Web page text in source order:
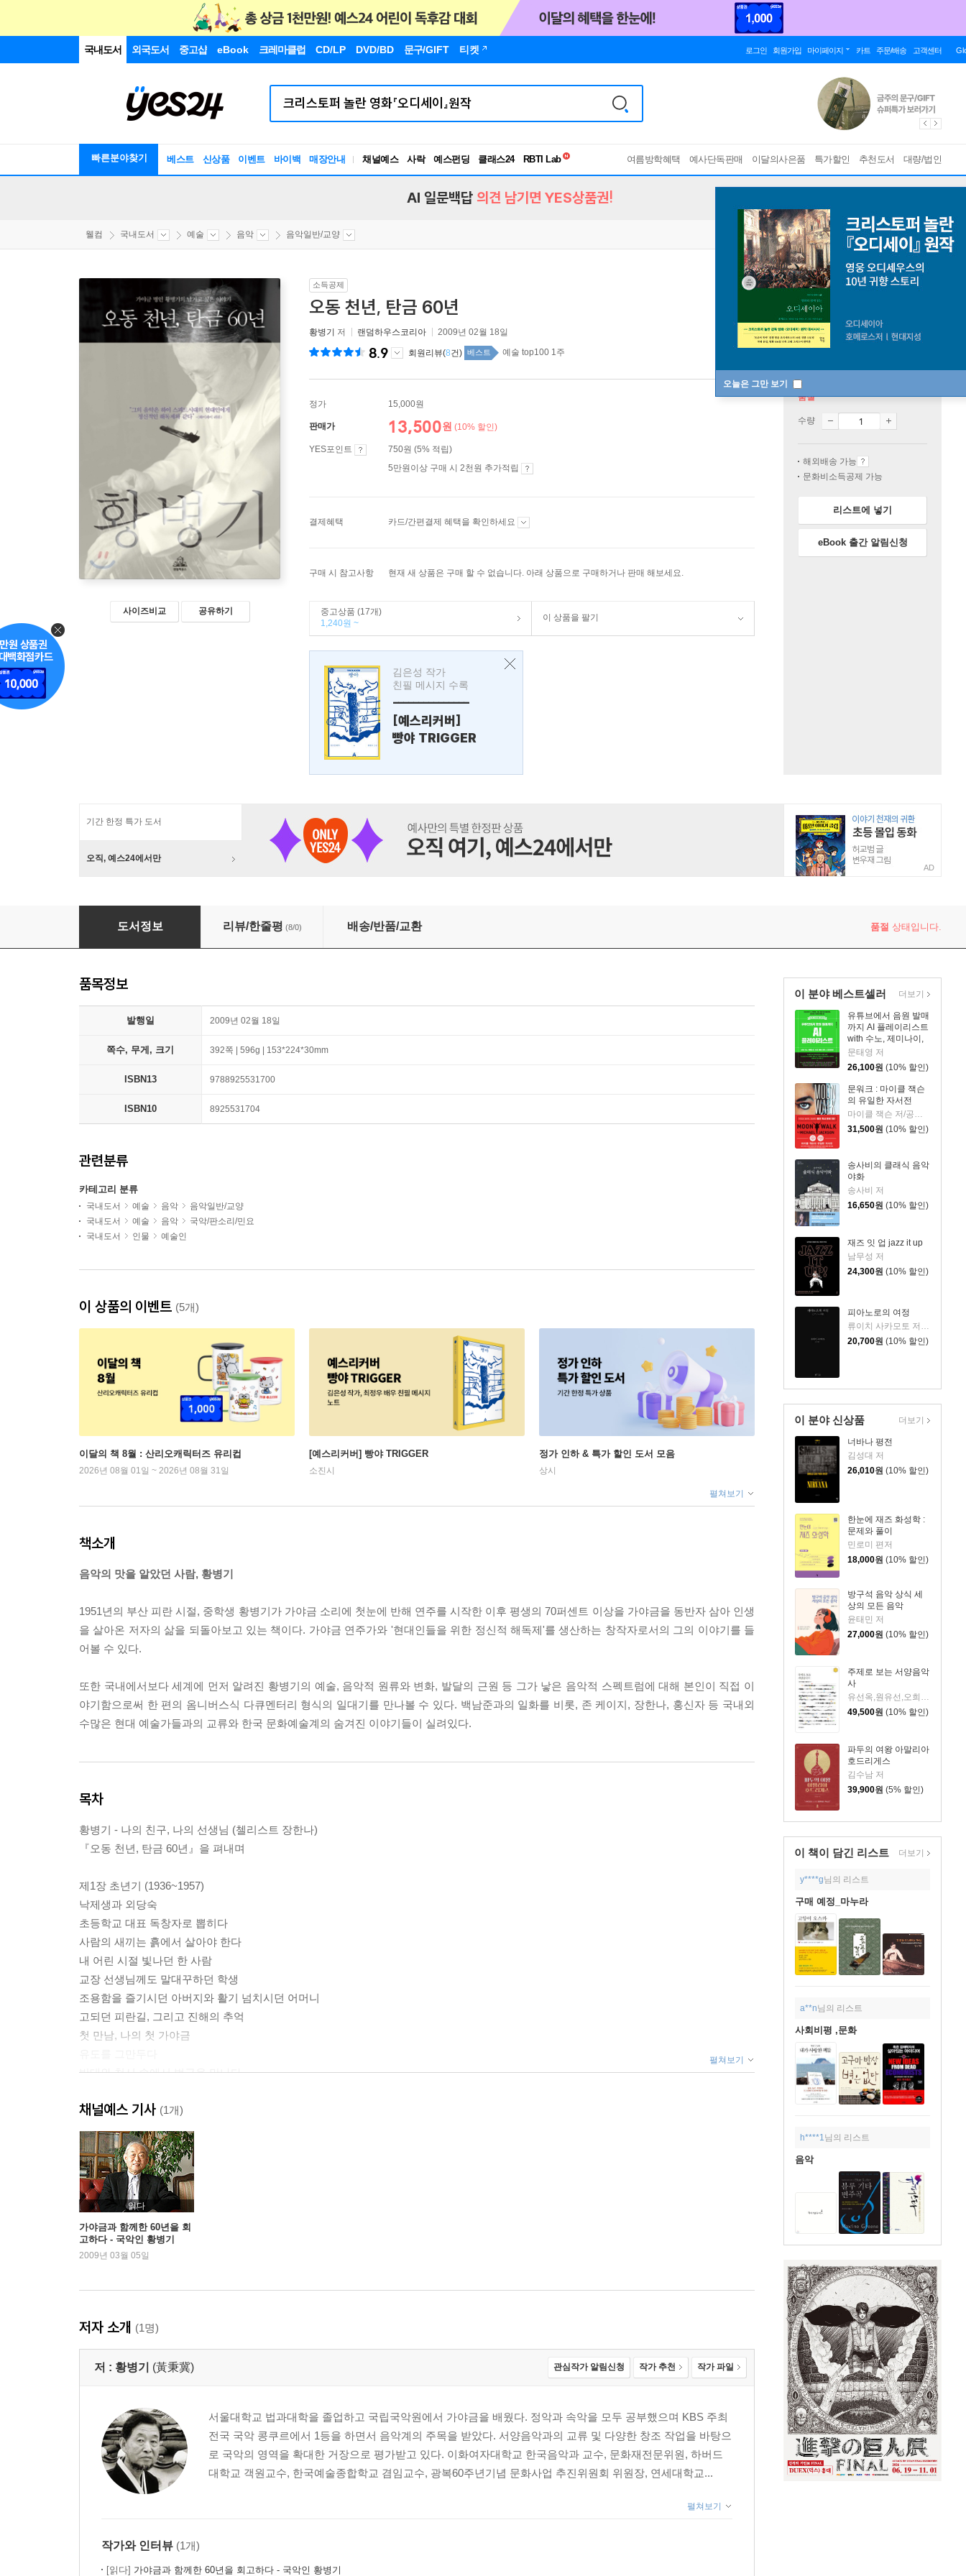
국내도서 외국도서 중고샵 eBook 크레마클럽 CD/LP DVD/BD 문구/GIFT 티켓 로그인 회원가입 마이페이지 카트 주문/배송 고객센터
빠른분야찾기 베스트 신상품 이벤트 바이백 매장안내 채널예스 사락 예스펀딩 클래스24
RBTI Lab
독서유형검사
여름방학혜택 예사단독판매 이달의사은품 특가할인 추천도서 대량/법인
오늘은 그만 보기
AI 일문백답 의견 남기면 YES상품권!
웰컴 국내도서 예술 음악 음악일반/교양
사이즈비교 공유하기
소득공제
오동 천년, 탄금 60년
황병기 저 랜덤하우스코리아 2009년 02월 18일
8.9 회원리뷰(8건) 베스트 예술 top100 1주
정가 15,000원
판매가 13,500원 (10% 할인)
YES포인트
750원 (5% 적립)
5만원이상 구매 시 2천원 추가적립
결제혜택 카드/간편결제 혜택을 확인하세요
구매 시 참고사항 현재 새 상품은 구매 할 수 없습니다. 아래 상품으로 구매하거나 판매 해보세요.
중고상품 (17개)
1,240원 ~
이 상품을 팔기
김은성 작가
친필 메시지 수록
---------------
[예스리커버]
빵야 TRIGGER
품절
수량
해외배송 가능
문화비소득공제 가능
리스트에 넣기
eBook 출간 알림신청
기간 한정 특가 도서
오직, 예스24에서만
AD
오동 천년, 탄금 60년
도서정보 리뷰/한줄평 (8/0) 배송/반품/교환 품절 상태입니다.
이 분야 베스트셀러
유튜브에서 음원 발매
까지 AI 플레이리스트
with 수노, 제미나이,
리퍼, 캔바, 캡컷, 스포
티파이
문태영 저
26,100원 (10% 할인)
문워크 : 마이클 잭슨
의 유일한 자서전
마이클 잭슨 저/공경희 역
31,500원 (10% 할인)
송사비의 클래식 음악
야화
송사비 저
16,650원 (10% 할인)
재즈 잇 업 jazz it up
남무성 저
24,300원 (10% 할인)
피아노로의 여정
류이치 사카모토 저/황국영 역
20,700원 (10% 할인)
더보기
이 분야 신상품
너바나 평전
김성대 저
26,010원 (10% 할인)
한눈에 재즈 화성학 :
문제와 풀이
민로미 편저
18,000원 (10% 할인)
방구석 음악 상식 세
상의 모든 음악
윤태민 저
27,000원 (10% 할인)
주제로 보는 서양음악
사
유선옥,원유선,오희숙 저
49,500원 (10% 할인)
파두의 여왕 아말리아
호드리게스
김수남 저
39,900원 (5% 할인)
더보기
이 책이 담긴 리스트 더보기
y****g님의 리스트
구매 예정_마누라
a**n님의 리스트
사회비평 ,문화
h****1님의 리스트
음악
품목정보
발행일 2009년 02월 18일
쪽수, 무게, 크기 392쪽 | 596g | 153*224*30mm
ISBN13 9788925531700
ISBN10 8925531704
관련분류
카테고리 분류
국내도서 예술 음악
음악일반/교양
국내도서
예술 음악
국악/판소리/민요
국내도서
인물 예술인
이 상품의 이벤트 (5개)
이달의 책 8월 : 산리오캐릭터즈 유리컵
2026년 08월 01일 ~ 2026년 08월 31일
[예스리커버] 빵야 TRIGGER
소진시
정가 인하 & 특가 할인 도서 모음
상시
펼쳐보기
책소개
음악의 맛을 알았던 사람, 황병기
1951년의 부산 피란 시절, 중학생 황병기가 가야금 소리에 첫눈에 반해 연주를 시작한 이후 평생의 70퍼센트 이상을 가야금을 동반자 삼아 인생
을 살아온 저자의 삶을 되돌아보고 있는 책이다. 가야금 연주가와 '현대인들을 위한 정신적 해독제'를 생산하는 창작자로서의 그의 이야기를 들
어볼 수 있다.
또한 국내에서보다 세계에 먼저 알려진 황병기의 예술, 음악적 원류와 변화, 발달의 근원 등 그가 낳은 음악적 스펙트럼에 대해 본인이 직접 이
야기함으로써 한 편의 옴니버스식 다큐멘터리 형식의 일대기를 만나볼 수 있다. 백남준과의 일화를 비롯, 존 케이지, 장한나, 홍신자 등 국내외
수많은 현대 예술가들과의 교류와 한국 문화예술계의 숨겨진 이야기들이 실려있다.
목차
황병기 - 나의 친구, 나의 선생님 (첼리스트 장한나)
『오동 천년, 탄금 60년』을 펴내며
제1장 초년기 (1936~1957)
낙제생과 외당숙
초등학교 대표 독창자로 뽑히다
사람의 새끼는 흙에서 살아야 한다
내 어린 시절 빛나던 한 사람
교장 선생님께도 말대꾸하던 학생
조용함을 즐기시던 아버지와 활기 넘치시던 어머니
고되던 피란길, 그리고 진해의 추억
첫 만남, 나의 첫 가야금
반대와 천시 속에서 법금을 만나다
생애 단 한 번의 가르침
허튼 가락, 산조를 만나다
입으로 전해주고 마음으로 받는 음악수업
풍류를 즐기던 괴짜 아저씨 정대권
천생 법관이냐, 타고난 음악가냐
축음기와 잇자국
달콤한 소리에 현혹되지 말라
음악적 지평을 넓혀준 만남들
해학과 파격의 산조 스승 심상건
가야금 끼고 짚신 끌고 다니는 괴짜 법대생
제2장 청년기 (1958~1972)
동네에서는 제가 피아노과 다니는 줄 알아요
국악계의 거목으로 성장한 첫 제자들
한국의 소리에 매혹당한 이방인들
새로운 시도
다양한 음악 공부로 한계와 틀을 깨다
목소리 좋은 청년에게 반해 만든 ‘숲’
펼쳐보기
채널예스 기사 (1개)
읽다
가야금과 함께한 60년을 회
고하다 - 국악인 황병기
2009년 03월 05일
저자 소개 (1명)
저 : 황병기 (黃秉冀) 관심작가 알림신청 작가 추천 작가 파일
서울대학교 법과대학을 졸업하고 국립국악원에서 가야금을 배웠다. 정악과 속악을 모두 공부했으며 KBS 주최
전국 국악 콩쿠르에서 1등을 하면서 음악계의 주목을 받았다. 서양음악과의 교류 및 다양한 창조 작업을 바탕으
로 국악의 영역을 확대한 거장으로 평가받고 있다. 이화여자대학교 한국음악과 교수, 문화재전문위원, 하버드
대학교 객원교수, 한국예술종합학교 겸임교수, 광복60주년기념 문화사업 추진위원회 위원장, 연세대학교...
펼쳐보기
작가와 인터뷰 (1개)
[읽다] 가야금과 함께한 60년을 회고하다 - 국악인 황병기